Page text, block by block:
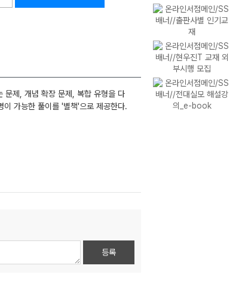
문제, 개념 확장 문제, 복합 유형을 다
가능한 풀이를 '별책'으로 제공한다.
등록